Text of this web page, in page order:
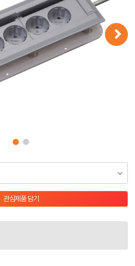
관심제품 담기